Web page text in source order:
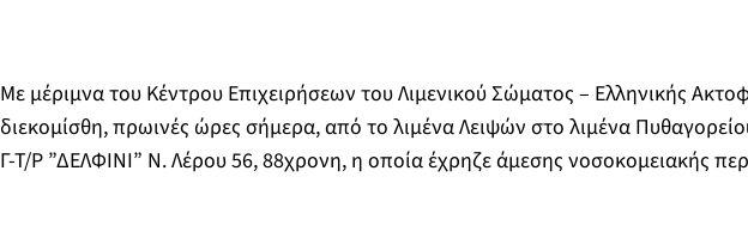
Με μέριμνα του Κέντρου Επιχειρήσεων του Λιμενικού Σώματος – Ελληνικής
διεκομίσθη, πρωινές ώρες σήμερα, από το λιμένα Λειψών στο λιμένα
Γ-Τ/Ρ ”ΔΕΛΦΙΝΙ” Ν. Λέρου 56, 88χρονη, η οποία έχρηζε άμεσης νοσοκομειακής